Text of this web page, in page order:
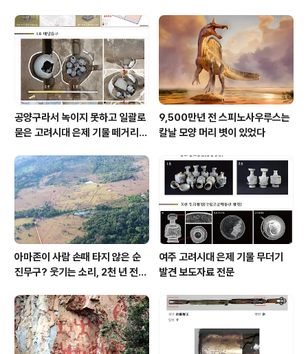
공양구라서 녹이지 못하고 일괄로
묻은 고려시대 은제 기물 떼거리로
9,500만년 전 스피노사우루스는
칼날 모양 머리 볏이 있었다
아마존이 사람 손때 타지 않은 순
진무구? 웃기는 소리, 2천 년 전에
여주 고려시대 은제 기물 무더기
발견 보도자료 전문